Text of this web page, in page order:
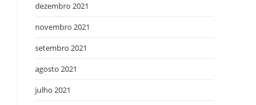
dezembro 2021
novembro 2021
setembro 2021
agosto 2021
julho 2021